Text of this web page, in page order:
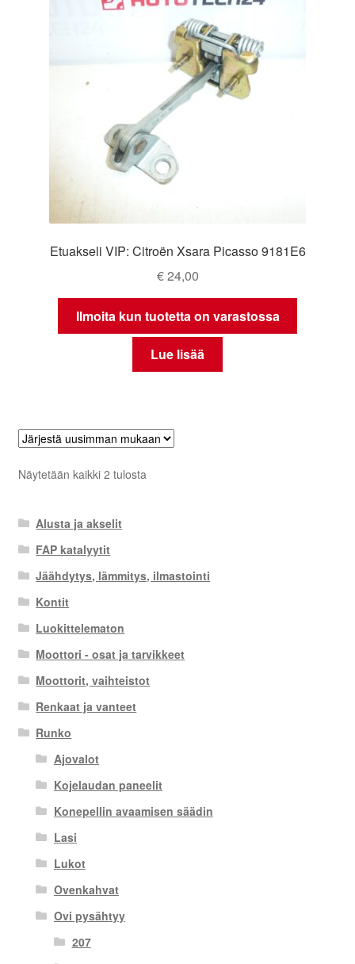
Etuakseli VIP: Citroën Xsara Picasso 9181E6
€24,00
Ilmoita kun tuotetta on varastossa
Lue lisää
Näytetään kaikki 2 tulostaSorted
Alusta ja akselit
FAP katalyytit
Jäähdytys, lämmitys, ilmastointi
Kontit
Luokittelematon
Moottori - osat ja tarvikkeet
Moottorit, vaihteistot
Renkaat ja vanteet
Runko
Ajovalot
Kojelaudan paneelit
Konepellin avaamisen säädin
Lasi
Lukot
Ovenkahvat
Ovi pysähtyy
207